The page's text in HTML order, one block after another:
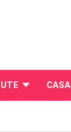
CASA